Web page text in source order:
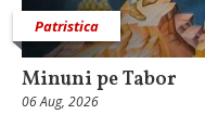
Patristica
Minuni pe Tabor
06 Aug, 2026